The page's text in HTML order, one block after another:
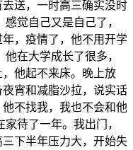
送，一时高三确实没时
觉自己又是自己了，
，疫情了，他不用开学
在大学成长了很多，
他起不来床。晚上放
宵和减脂沙拉，说实话
不找我，我也不会和他
待了一年。我出门，
下半年压力大，开始失